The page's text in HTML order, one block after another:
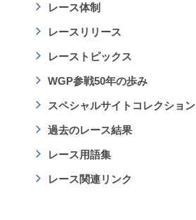
レース体制
レースリリース
レーストピックス
WGP参戦50年の歩み
スペシャルサイトコレクション
過去のレース結果
レース用語集
レース関連リンク